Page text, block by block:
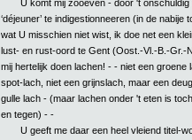
U komt mij zooeven - door 't
‘déjeuner’ te indigestionneeren (in de
wat U misschien niet wist, ik doe net een
lust- en rust-oord te Gent (Oost.-Vl.-B.-Gr.-
mij hertelijk doen lachen! - - niet een
spot-lach, niet een grijnslach, maar een
gulle lach - (maar lachen onder 't eten is
en tegen) - -
U geeft me daar een heel vleiend titel-